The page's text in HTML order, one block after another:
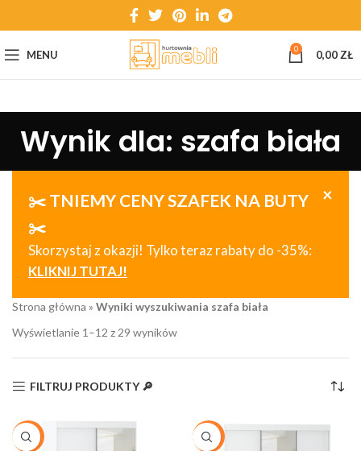
MENU 0 0,00 ZŁ
Wynik dla: szafa biała
×
✂️ TNIEMY CENY SZAFEK NA BUTY
✂️
Skorzystaj z okazji! Tylko teraz rabaty do -35%:
KLIKNIJ TUTAJ!
Strona główna » Wyniki wyszukiwania szafa biała
Wyświetlanie 1–12 z 29 wyników
FILTRUJ PRODUKTY 🔎
-20% -20%